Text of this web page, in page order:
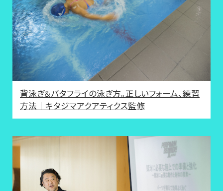
背泳ぎ＆バタフライの泳ぎ方。正しいフォーム、練習
方法｜キタジマアクアティクス監修